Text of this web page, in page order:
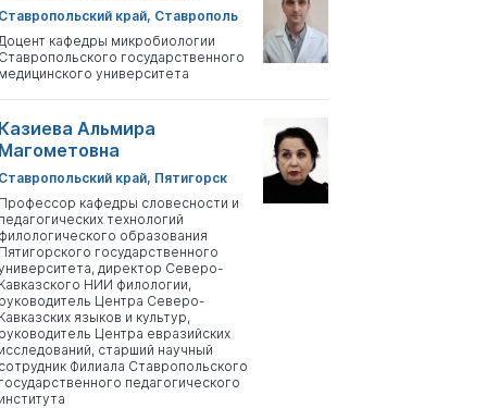
Ставропольский край, Ставрополь
кафедры микробиологии
Ставропольского государственного
медицинского университета
Казиева Альмира
Магометовна
Ставропольский край, Пятигорск
Профессор кафедры словесности и
педагогических технологий
филологического образования
Пятигорского государственного
директор Северо-
Кавказского НИИ филологии,
руководитель Центра Северо-
Кавказских языков и культур,
руководитель Центра евразийских
исследований, старший научный
сотрудник Филиала Ставропольского
государственного педагогического
института